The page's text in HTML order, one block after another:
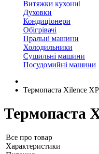
Витяжки кухонні
Духовки
Кондиціонери
Обігрівачі
Пральні машини
Холодильники
Сушильні машини
Посудомийні машини
Термопаста Xilence
Термопаста
Все про товар
Характеристики